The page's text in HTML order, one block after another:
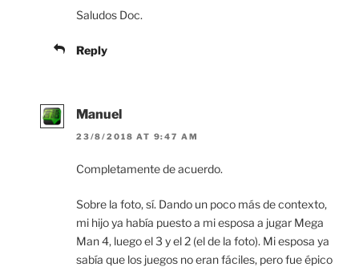
Saludos Doc.
Reply
Manuel
23/8/2018 AT 9:47 AM
Completamente de acuerdo.
Sobre la foto, sí. Dando un poco más de contexto,
mi hijo ya había puesto a mi esposa a jugar Mega
Man 4, luego el 3 y el 2 (el de la foto). Mi esposa ya
sabía que los juegos no eran fáciles, pero fue épico